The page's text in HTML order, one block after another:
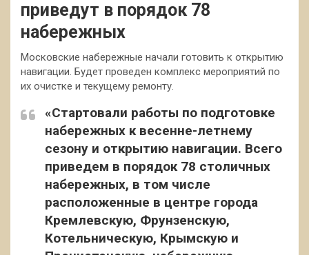
приведут в порядок 78
набережных
Московские набережные начали готовить к открытию
навигации. Будет проведен комплекс мероприятий по
их очистке и текущему ремонту.
«Стартовали работы по подготовке
набережных к весенне-летнему
сезону и открытию навигации. Всего
приведем в порядок 78 столичных
набережных, в том числе
расположенные в центре города
Кремлевскую, Фрунзенскую,
Котельническую, Крымскую и